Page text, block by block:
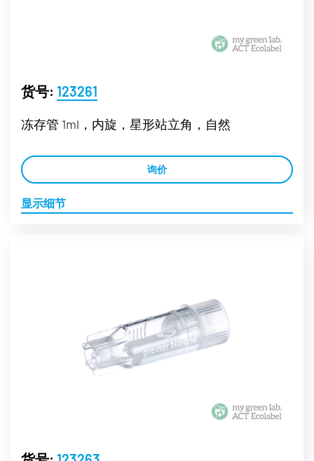
货号: 123261
冻存管 1ml，内旋，星形站立角，自然
询价
显示细节